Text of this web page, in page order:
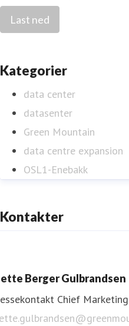
Last ned
Kategorier
data center
datasenter
Green Mountain
data centre expansion
OSL1-Enebakk
Kontakter
Berger Gulbrandsen
Chief